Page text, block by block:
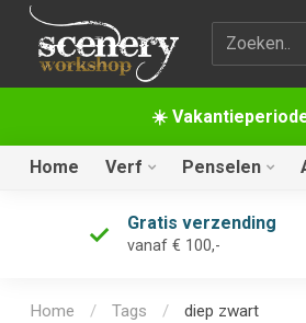
☀️
Zoekterm
Home Verf Penselen
Gratis verzending
vanaf € 100,-
Home / Tags / diep zwart